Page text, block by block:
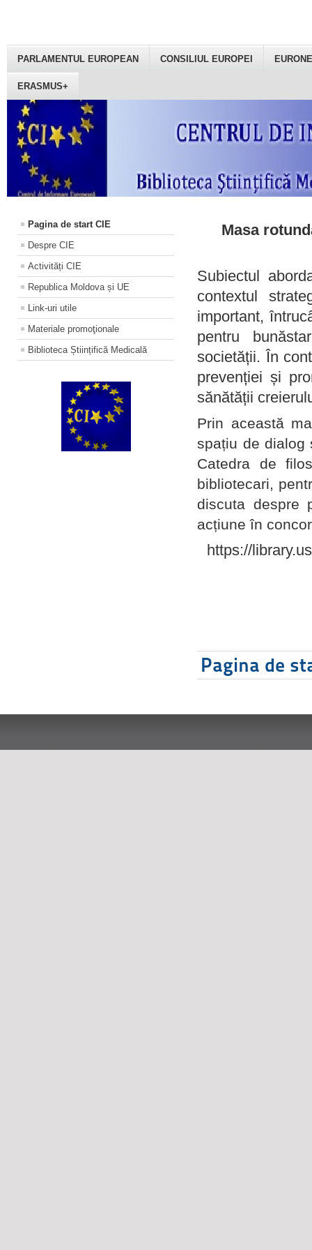
PARLAMENTUL EUROPEAN CONSILIUL EUROPEI
ERASMUS+
Pagina de start CIE
Despre CIE
Activități CIE
Republica Moldova și UE
Link-uri utile
Materiale promoţionale
Biblioteca Științifică Medicală
Masa
Subiectul
contextul
important,
pentru
societății. În
prevenției și
sănătății
Prin această
spațiu de dialog
Catedra de
bibliotecari,
discuta despre
acțiune în
https://
Pagina de